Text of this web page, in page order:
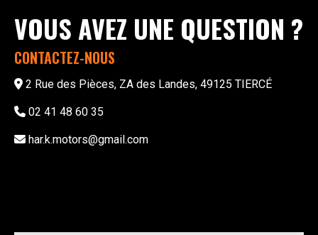
VOUS AVEZ UNE QUESTION ?
CONTACTEZ-NOUS
2 Rue des Pièces, ZA des Landes, 49125 TIERCÉ
02 41 48 60 35
har.k.motors@gmail.com